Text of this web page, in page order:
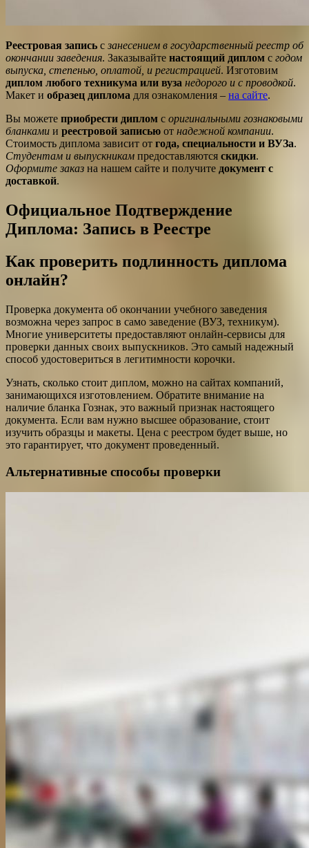
Реестровая запись с занесением в государственный реестр об
окончании заведения. Заказывайте настоящий диплом с годом
выпуска, степенью, оплатой, и регистрацией. Изготовим
диплом любого техникума или вуза недорого и с проводкой.
Макет и образец диплома для ознакомления – на сайте.
Вы можете приобрести диплом с оригинальными гознаковыми
бланками и реестровой записью от надежной компании.
Стоимость диплома зависит от года, специальности и ВУЗа.
Студентам и выпускникам предоставляются скидки.
Оформите заказ на нашем сайте и получите документ с
доставкой.
Официальное Подтверждение
Диплома: Запись в Реестре
Как проверить подлинность диплома
онлайн?
Проверка документа об окончании учебного заведения
возможна через запрос в само заведение (ВУЗ, техникум).
Многие университеты предоставляют онлайн-сервисы для
проверки данных своих выпускников. Это самый надежный
способ удостовериться в легитимности корочки.
Узнать, сколько стоит диплом, можно на сайтах компаний,
занимающихся изготовлением. Обратите внимание на
наличие бланка Гознак, это важный признак настоящего
документа. Если вам нужно высшее образование, стоит
изучить образцы и макеты. Цена с реестром будет выше, но
это гарантирует, что документ проведенный.
Альтернативные способы проверки